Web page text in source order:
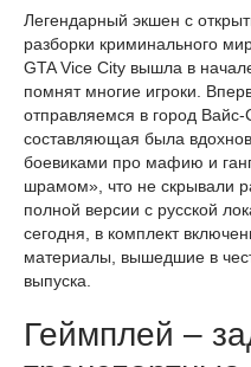
Легендарный экшен с
разборки криминального
GTA Vice City вышла в
помнят многие игроки.
отправляемся в город
составляющая была
боевиками про мафию и
шрамом», что не скрывали
полной версии с русской
сегодня, в комплект
материалы, вышедшие в
выпуска.
Геймплей –